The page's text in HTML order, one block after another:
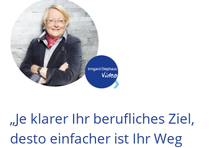
„Je klarer Ihr berufliches Ziel,
desto einfacher ist Ihr Weg